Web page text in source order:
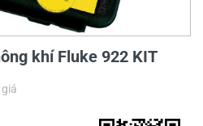
khí Fluke 922 KIT